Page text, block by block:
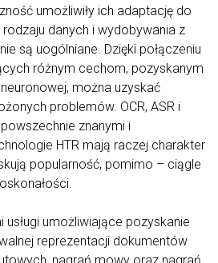
umożliwiły ich adaptację do
danych i wydobywania z
są uogólniane. Dzięki połączeniu
różnym cechom, pozyskanym
można uzyskać
problemów. OCR, ASR i
znanymi i
HTR mają raczej charakter
popularność, pomimo – ciągle
umożliwiające pozyskanie
reprezentacji dokumentów
nagrań mowy oraz nagrań